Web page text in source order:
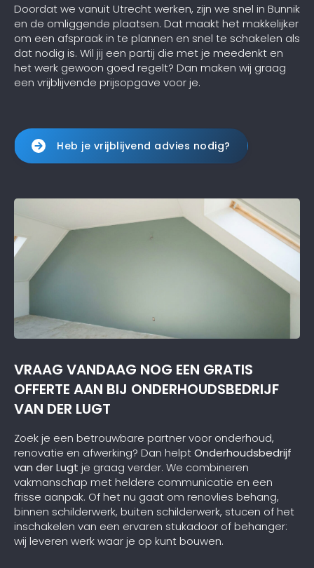
Doordat we vanuit Utrecht werken, zijn we snel in Bunnik
en de omliggende plaatsen. Dat maakt het makkelijker
om een afspraak in te plannen en snel te schakelen als
dat nodig is. Wil jij een partij die met je meedenkt en
het werk gewoon goed regelt? Dan maken wij graag
een vrijblijvende prijsopgave voor je.
Heb je vrijblijvend advies nodig?
VRAAG VANDAAG NOG EEN GRATIS
OFFERTE AAN BIJ ONDERHOUDSBEDRIJF
VAN DER LUGT
Zoek je een betrouwbare partner voor onderhoud,
renovatie en afwerking? Dan helptOnderhoudsbedrijf
van der Lugt je graag verder. We combineren
vakmanschap met heldere communicatie en een
frisse aanpak. Of het nu gaat om renovlies behang,
binnen schilderwerk, buiten schilderwerk, stucen of het
inschakelen van een ervaren stukadoor of behanger:
wij leveren werk waar je op kunt bouwen.